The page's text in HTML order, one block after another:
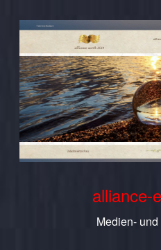
alliance-
Medien-